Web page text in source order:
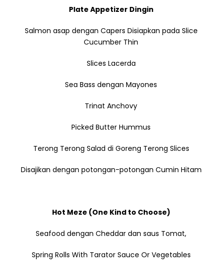
Plate Appetizer Dingin
Salmon asap dengan Capers Disiapkan pada Slice
Cucumber Thin
Slices Lacerda
Sea Bass dengan Mayones
Trinat Anchovy
Picked Butter Hummus
Terong Terong Salad di Goreng Terong Slices
Disajikan dengan potongan-potongan Cumin Hitam
Hot Meze (One Kind to Choose)
Seafood dengan Cheddar dan saus Tomat,
Spring Rolls With Tarator Sauce Or Vegetables